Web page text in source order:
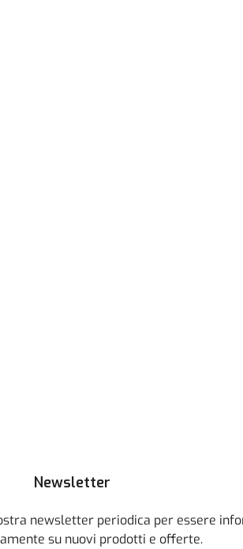
Newsletter
newsletter periodica per essere
su nuovi prodotti e offerte.